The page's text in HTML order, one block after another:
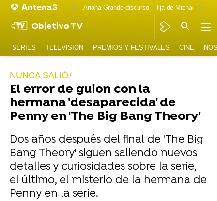
Ariana Grande discurso
Objetivo TV
SERIES TELEVISIÓN PREMIOS Y FESTIVALES CINE
NUNCA SALIÓ
El error de guion con la
hermana 'desaparecida' de
Penny en 'The Big Bang Theory'
Dos años después del final de 'The Big
Bang Theory' siguen saliendo nuevos
detalles y curiosidades sobre la serie,
el último, el misterio de la hermana de
Penny en la serie.